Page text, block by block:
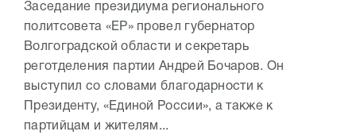
Заседание президиума регионального
политсовета «ЕР» провел губернатор
Волгоградской области и секретарь
реготделения партии Андрей Бочаров. Он
выступил со словами благодарности к
Президенту, «Единой России», а также к
партийцам и жителям...